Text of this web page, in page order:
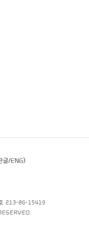
글/ENG)
213-86-15419